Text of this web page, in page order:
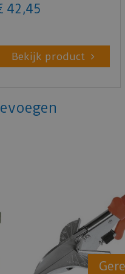
42 ,45
Bekijk product